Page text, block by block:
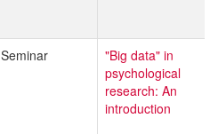
Seminar
"Big data" in
psychological
research: An
introduction